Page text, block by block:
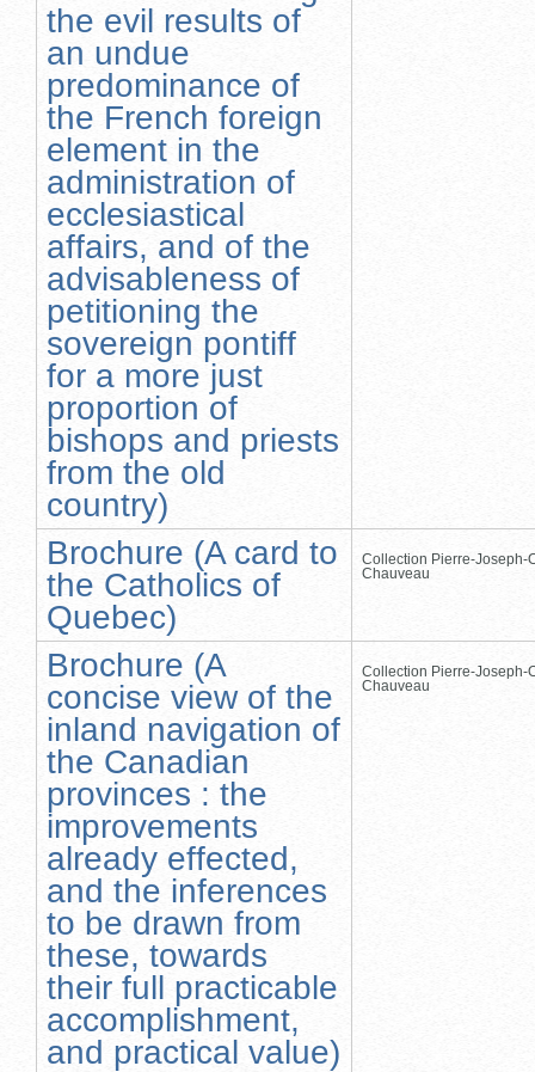
the evil results of
an undue
predominance of
the French foreign
element in the
administration of
ecclesiastical
affairs, and of the
advisableness of
petitioning the
sovereign pontiff
for a more just
proportion of
bishops and priests
from the old
country)
Brochure (A card to
the Catholics of
Quebec)
Collection Pierre-Joseph-
Chauveau
Brochure (A
concise view of the
inland navigation of
the Canadian
provinces : the
improvements
already effected,
and the inferences
to be drawn from
these, towards
their full practicable
accomplishment,
and practical value)
Collection Pierre-Joseph-
Chauveau